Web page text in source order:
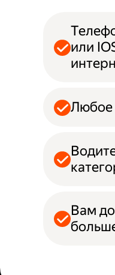
или
Любое
Вам